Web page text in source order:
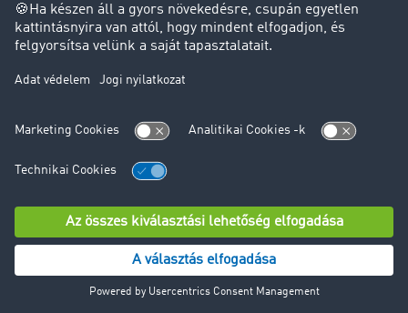
A beDirect ezeket az adatokat a Németországban
található szerverein tárolja. Az adatfeldolgozás a
hozzájárulása alapján történik (GDPR 6. cikk (1)
bekezdés a) pont), és célja, hogy a weboldalunk
visszavonhatja.
14.4. Ibexa CDP a Raptor szolgáltatótól
Customer Data Platform (CDP) megoldáshoz az Ibexa
GmbH által biztosított Raptor rendszert használjuk. Az
Ibexa CDP lehetővé teszi számunkra
marketingstratégiáink és ügyfélszolgálati